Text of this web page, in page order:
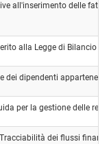
all'inserimento delle
alla Legge di Bilancio
dei dipendenti
per la gestione delle
dei flussi